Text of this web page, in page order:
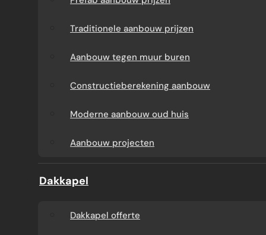
prijzen
Traditionele aanbouw
prijzen
Aanbouw tegen muur
buren
Constructieberekening
Moderne aanbouw
Prefab dakkapel
laten maken
Dakkapel
Dakkapel projecten
Traditionele aanbouw prijzen
Aanbouw tegen muur buren
Constructieberekening aanbouw
Moderne aanbouw oud huis
Aanbouw projecten
Dakkapel
Dakkapel offerte